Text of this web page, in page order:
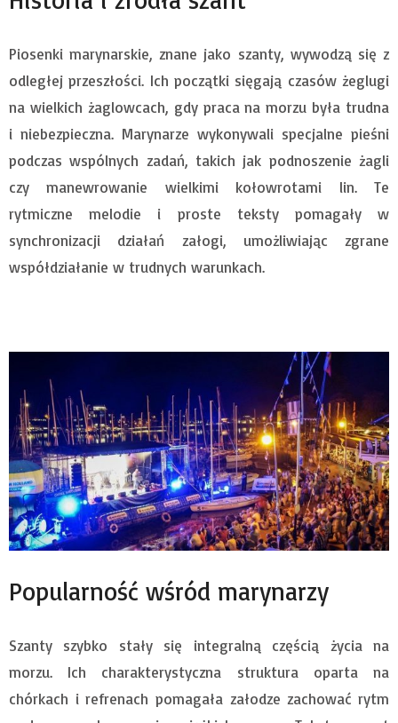
Piosenki marynarskie, znane jako szanty, wywodzą się z
odległej przeszłości. Ich początki sięgają czasów żeglugi
na wielkich żaglowcach, gdy praca na morzu była trudna
i niebezpieczna. Marynarze wykonywali specjalne pieśni
podczas wspólnych zadań, takich jak podnoszenie żagli
czy manewrowanie wielkimi kołowrotami lin. Te
rytmiczne melodie i proste teksty pomagały w
synchronizacji działań załogi, umożliwiając zgrane
współdziałanie w trudnych warunkach.
Popularność wśród marynarzy
Szanty szybko stały się integralną częścią życia na
morzu. Ich charakterystyczna struktura oparta na
chórkach i refrenach pomagała załodze zachować rytm